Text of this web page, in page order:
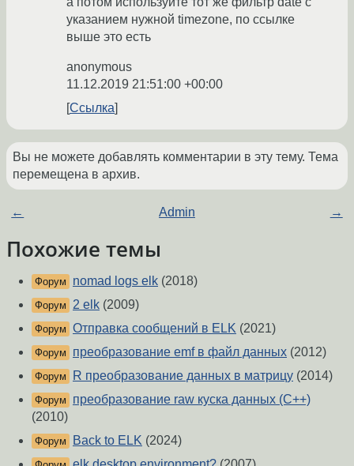
указанием нужной timezone, по ссылке
выше это есть
anonymous
11.12.2019 21:51:00 +00:00
Ссылка
Вы не можете добавлять комментарии в эту тему. Тема
перемещена в архив.
← Admin →
Похожие темы
Форум nomad logs elk (2018)
Форум 2 elk (2009)
Форум Отправка сообщений в ELK (2021)
Форум преобразование emf в файл данных (2012)
Форум R преобразование данных в матрицу (2014)
Форум
преобразование raw куска данных (C++)
(2010)
Форум Back to ELK (2024)